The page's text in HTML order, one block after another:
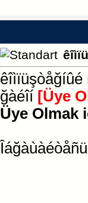
êîìïüşòåğíûé
ğàéîí [Üye
Üye Olmak